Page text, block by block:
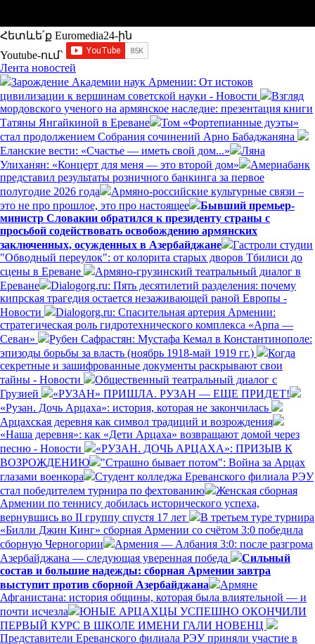
Հետևե՛ք Euromedia24-ին
Youtube-ում`
Лента новостей
Зарождение Академии наук Армении: От истоков
цивилизации к вершинам советской науки - Новости
Взгляд
мордовского ученого на армянское наследие: презентация книги
Татяны Янгайкиной в Ереване
Том «Фортепианные дуэты»
стал продолжением Собрания сочинений Арно Бабаджаняна
Еланские вести: «Счастье — иметь свой дом...»
Ляна
Улиханян: «Концерт для меня — это второй дом»
Америабанк
представил результаты розничного банкинга за первое
полугодие 2026 года
Армяно-российские культурные связи –
это не про прошлое, это про настоящее
Бывший премьер-
министр Словакии обратился к президенту страны с
просьбой содействовать освобождению армянских
заключенных, осужденных в Азербайджане
Гастроли студии
"Обводный переулок": от колорита старых дворов Тбилиси до
сцены в Ереване
Армяно-грузинский театральный диалог в
Ереване
Dialogorg.ru: Пять десятилетий разделения: почему
кипрская трагедия остается незаживающей раной Европы -
Новости
Dialogorg.ru: Спасительная артерия Армении:
стратегическая роль гидротехнического комплекса «Арпа —
Севан»
Рубен Сафрастян: Мустафа Кемал в Константинополе:
эпизоды борьбы за власть (ноябрь 1918-май 1919 гг.)
Когда
секретные и зашифрованные документы раскрывают свои
тайны - Новости
Общественный театральный диалог с
Грузией
«РУЗАН» ПРИШЛА. РУЗАН — ЕЩЕ ПРИДЕТ!
«Рузан. Дочь Арцаха»: история, которая не закончилась
Арцахская деревня как символ традиций и возрождения
«Наша деревня»: как «Дети Арцаха» возвращают домой через
песню - Новости
«РУЗАН. ДОЧЬ АРЦАХА»: ПРИЗЫВ К
ВОЗРОЖДЕНИЮ
"Страшно бывает потом": Война за Арцах
глазами военкора
Студент колледжа Ереванского филиала РЭУ
стал победителем турнира по фехтованию
Женская сборная
Армении по теннису добилась исторического успеха,
вернувшись во II группу спустя 17 лет
В третьем туре турнира
«Билли Джин Кинг» сборная Армении со счётом 3:0 победила
сборную Черногории
Армения — Албания 3:0: после разгрома
Азербайджана — следующая уверенная победа
Сильный
состав и большие надежды: сборная Армении завтра
выступит против сборной Азербайджана
Армяне
Афганистана: история общины, которая была влиятельной — и
почти исчезла
ЮНЫЕ АРЦАХЦЫ УСПЕШНО ОКОНЧИЛИ
ПЕРВЫЙ КУРС В ШКОЛЕ ИМЕНИ ГАЛИ НОВЕНЦ
Представители Ереванского филиала РЭУ приняли участие в